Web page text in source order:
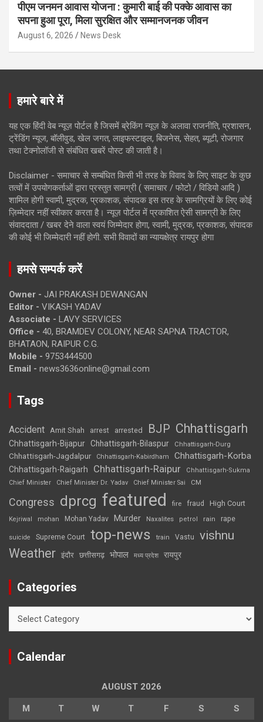
पीएम जनमन आवास योजना : कुमारी बाई की पक्के आवास का
सपना हुआ पूरा, मिला सुरक्षित और सम्मानजनक जीवन
August 6, 2026 News Desk
हमारे बारे में
यह एक हिंदी वेब न्यूज़ पोर्टल है जिसमें ब्रेकिंग न्यूज़ के अलावा राजनीति, प्रशासन,
ट्रेंडिंग न्यूज, बॉलीवुड, खेल जगत, लाइफस्टाइल, बिजनेस, सेहत, ब्यूटी, रोजगार
तथा टेक्नोलॉजी से संबंधित खबरें पोस्ट की जाती है।
Disclaimer - समाचार से सम्बंधित किसी भी तरह के विवाद के लिए साइट के कुछ
तत्वों में उपयोगकर्ताओं द्वारा प्रस्तुत सामग्री ( समाचार / फोटो / विडियो आदि )
शामिल होगी स्वामी, मुद्रक, प्रकाशक, संपादक इस तरह के सामग्रियों के लिए कोई
ज़िम्मेदार नहीं स्वीकार करता है। न्यूज़ पोर्टल में प्रकाशित ऐसी सामग्री के लिए
संवाददाता / खबर देने वाला स्वयं जिम्मेदार होगा, स्वामी, मुद्रक, प्रकाशक, संपादक
की कोई भी जिम्मेदारी नहीं होगी. सभी विवादों का न्यायक्षेत्र रायपुर होगा
हमसे सम्पर्क करें
Owner - JAI PRAKASH DEWANGAN
Editor - VIKASH YADAV
Associate - LAVY SERVICES
Office - 40, BRAMDEV COLONY, NEAR SAPNA TRACTOR,
BHATAON, RAIPUR C.G.
Mobile - 9753444500
Email - news3636online@gmail.com
Tags
Accident Amit Shah arrest arrested BJP Chhattisgarh
Chhattisgarh-Bijapur Chhattisgarh-Bilaspur Chhattisgarh-Durg
Chhattisgarh-Jagdalpur Chhattisgarh-Kabirdham Chhattisgarh-Korba
Chhattisgarh-Raigarh Chhattisgarh-Raipur
Chhattisgarh-Sukma
Chief Minister
Chief Minister Dr. Yadav Chief Minister Sai CM
Congress dprcg featured fire fraud High Court
Kejriwal mohan Mohan Yadav Murder Naxalites petrol rain rape
suicide Supreme Court top-news train Vastu vishnu
Weather इंदौर छत्तीसगढ़ भोपाल मध्य प्रदेश रायपुर
Categories
Calendar
AUGUST 2026
M T W T F S S